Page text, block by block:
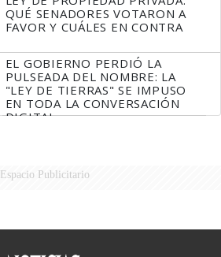
FUEGO
QUÉ SENADORES VOTARON A
FAVOR Y CUÁLES EN CONTRA
EL GOBIERNO PERDIÓ LA
PULSEADA DEL NOMBRE: LA
"LEY DE TIERRAS" SE IMPUSO
EN TODA LA CONVERSACIÓN
DIGITAL
Espacio Publicitario